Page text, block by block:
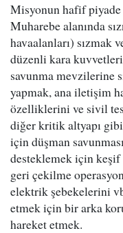
Misyonun hafif
Muharebe alanında
havaalanları) sızmak
düzenli kara
savunma mevzilerine
yapmak, ana iletişim
özelliklerini ve sivil
diğer kritik altyapı
için düşman
desteklemek için keşif
geri çekilme
elektrik şebekelerini
etmek için bir arka
hareket etmek.